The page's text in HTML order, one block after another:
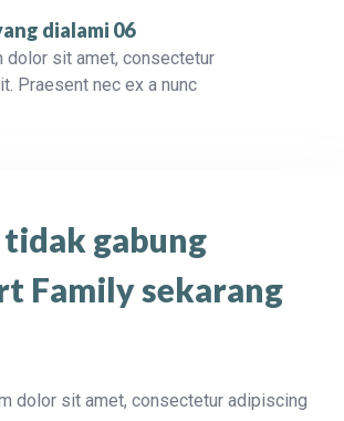
dialami 06
dolor sit amet, consectetur
Praesent nec ex a nunc
gabung
Family sekarang
dolor sit amet, consectetur adipiscing